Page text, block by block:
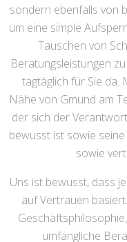
sondern ebenfalls von
um eine simple
Tauschen von
Beratungsleistungen
tagtäglich für Sie da.
Nähe von Gmund am
der sich der
bewusst ist sowie
sowie
Uns ist bewusst, dass
auf Vertrauen
umfängliche